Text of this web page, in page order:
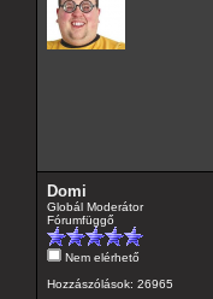
Domi
Globál Moderátor
Fórumfüggő
Nem elérhető
Hozzászólások: 26965